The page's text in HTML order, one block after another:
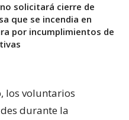
solicitará cierre de
que se incendia en
por incumplimientos de
los voluntarios
durante la